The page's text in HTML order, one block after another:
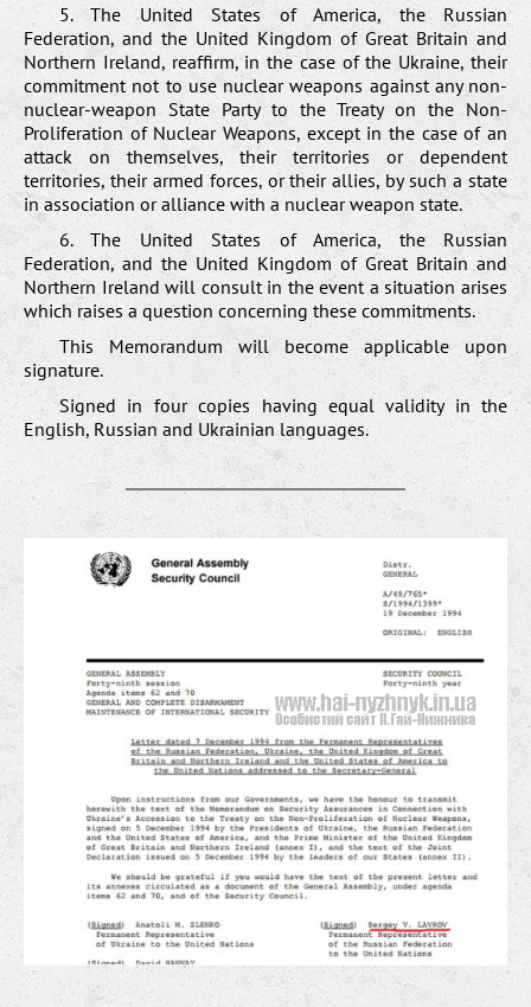
5. The United States of America, the Russian
Federation, and the United Kingdom of Great Britain and
Northern Ireland, reaffirm, in the case of the Ukraine, their
commitment not to use nuclear weapons against any non-
nuclear-weapon State Party to the Treaty on the Non-
Proliferation of Nuclear Weapons, except in the case of an
attack on themselves, their territories or dependent
territories, their armed forces, or their allies, by such a state
in association or alliance with a nuclear weapon state.
6. The United States of America, the Russian
Federation, and the United Kingdom of Great Britain and
Northern Ireland will consult in the event a situation arises
which raises a question concerning these commitments.
This Memorandum will become applicable upon
signature.
Signed in four copies having equal validity in the
English, Russian and Ukrainian languages.